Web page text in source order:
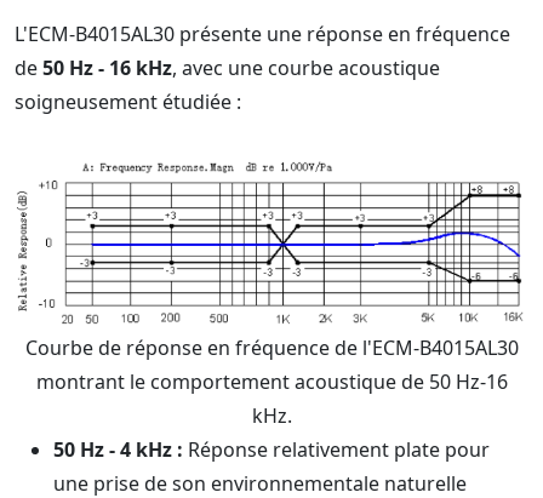
L'ECM-B4015AL30 présente une réponse en fréquence
de50 Hz - 16 kHz, avec une courbe acoustique
soigneusement étudiée :
Courbe de réponse en fréquence de l'ECM-B4015AL30
montrant le comportement acoustique de 50 Hz-16
kHz.
50 Hz - 4 kHz : Réponse relativement plate pour
une prise de son environnementale naturelle